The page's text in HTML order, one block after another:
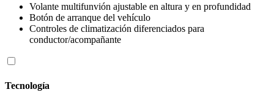
Volante multifunvión ajustable en altura y en profundidad
Botón de arranque del vehículo
Controles de climatización diferenciados para
conductor/acompañante
Tecnología